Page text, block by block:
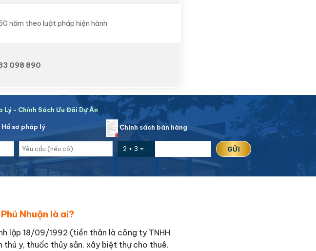
năm theo luật pháp hiện hành
098 890
Lý - Chính Sách Ưu Đãi Dự Án
Hồ sơ pháp lý Chính sách bán hàng
2 + 3 =
Nhuận là ai?
lập 18/09/1992 (tiền thân là công ty TNHH
thú y, thuốc thủy sản, xây biệt thự cho thuê.